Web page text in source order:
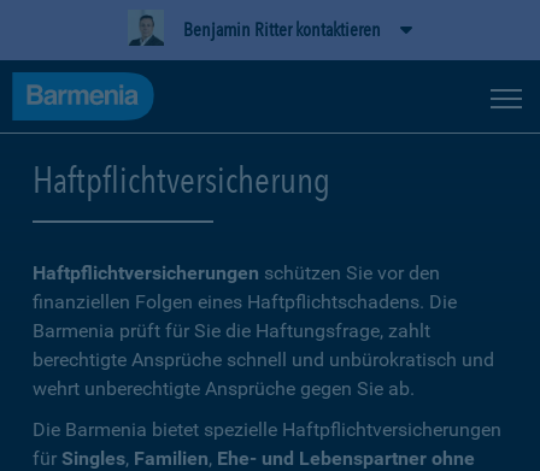
Benjamin Ritter kontaktieren
Haftpflichtversicherung
Haftpflichtversicherungen schützen Sie vor den
finanziellen Folgen eines Haftpflichtschadens. Die
Barmenia prüft für Sie die Haftungsfrage, zahlt
berechtigte Ansprüche schnell und unbürokratisch und
wehrt unberechtigte Ansprüche gegen Sie ab.
Die Barmenia bietet spezielle Haftpflichtversicherungen
für Singles, Familien, Ehe- und Lebenspartner ohne